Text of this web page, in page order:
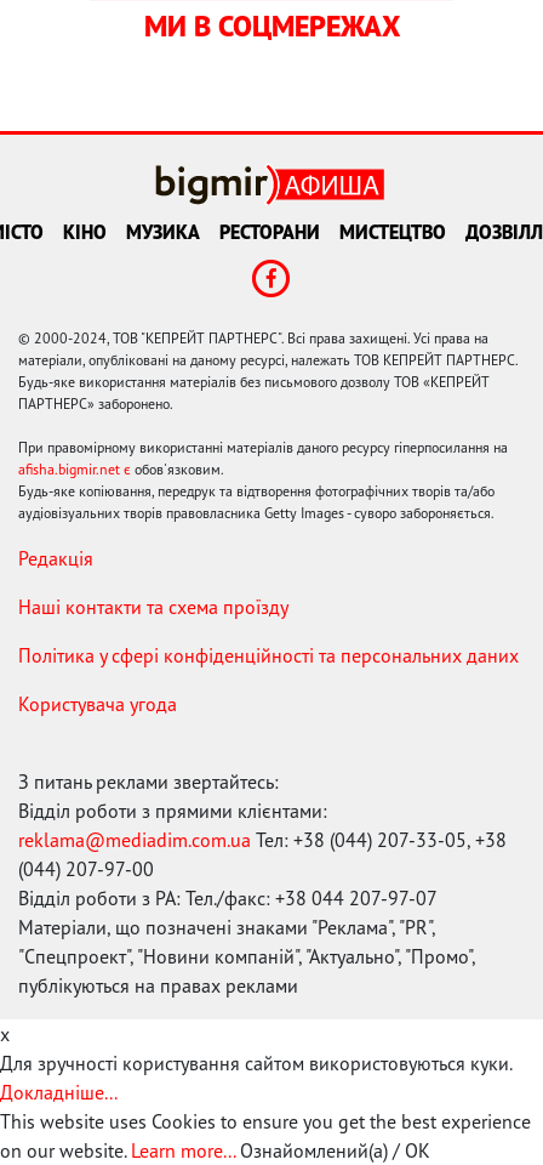
МИ В СОЦМЕРЕЖАХ
КІНО МУЗИКА РЕСТОРАНИ МИСТЕЦТВО
© 2000-2024, ТОВ "КЕПРЕЙТ ПАРТНЕРС". Всі права захищені. Усі права на
матеріали, опубліковані на даному ресурсі, належать ТОВ КЕПРЕЙТ ПАРТНЕРС.
Будь-яке використання матеріалів без письмового дозволу ТОВ «КЕПРЕЙТ
ПАРТНЕРС» заборонено.
При правомірному використанні матеріалів даного ресурсу гіперпосилання на
afisha.bigmir.net є обов'язковим.
Будь-яке копіювання, передрук та відтворення фотографічних творів та/або
аудіовізуальних творів правовласника Getty Images - суворо забороняється.
Редакція
Наші контакти та схема проїзду
Політика у сфері конфіденційності та персональних даних
Користувача угода
З питань реклами звертайтесь:
Відділ роботи з прямими клієнтами:
reklama@mediadim.com.ua Тел: +38 (044) 207-33-05, +38
(044) 207-97-00
Відділ роботи з РА: Тел./факс: +38 044 207-97-07
Матеріали, що позначені знаками "Реклама", "PR",
"Спецпроект", "Новини компаній", "Актуально", "Промо",
публікуються на правах реклами
x
Для зручності користування сайтом використовуються куки.
Докладніше...
This website uses Cookies to ensure you get the best experience
on our website. Learn more... Ознайомлений(а) / OK